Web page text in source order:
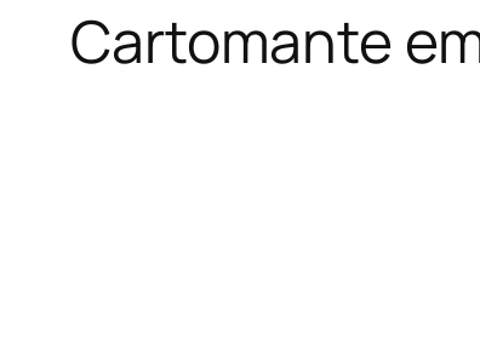
Cartomante